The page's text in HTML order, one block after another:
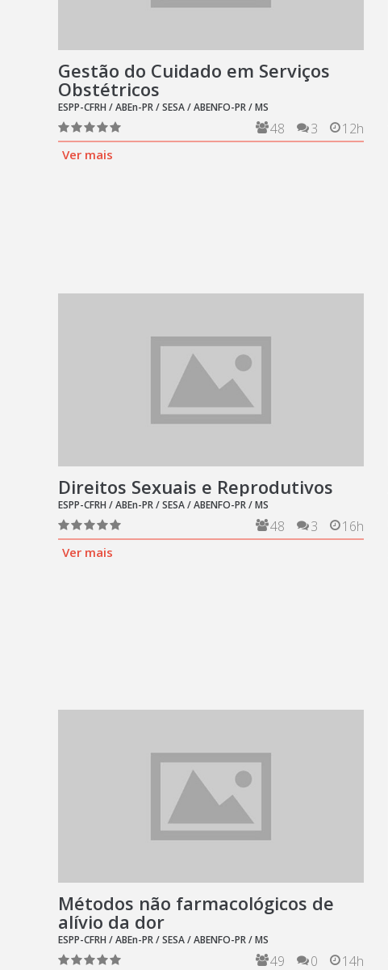
Gestão do Cuidado em Serviços
Obstétricos
ESPP-CFRH / ABEn-PR / SESA / ABENFO-PR / MS
12h
3
48
Ver mais
Direitos Sexuais e Reprodutivos
ESPP-CFRH / ABEn-PR / SESA / ABENFO-PR / MS
16h
3
48
Ver mais
Métodos não farmacológicos de
alívio da dor
ESPP-CFRH / ABEn-PR / SESA / ABENFO-PR / MS
14h
0
49